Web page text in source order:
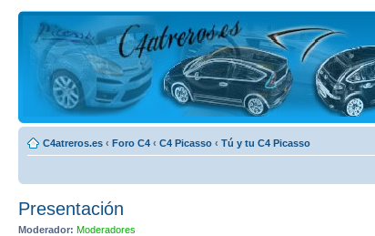
C4atreros.es ‹ Foro C4 ‹ C4 Picasso ‹ Tú y tu C4 Picasso
Presentación
Moderador: Moderadores